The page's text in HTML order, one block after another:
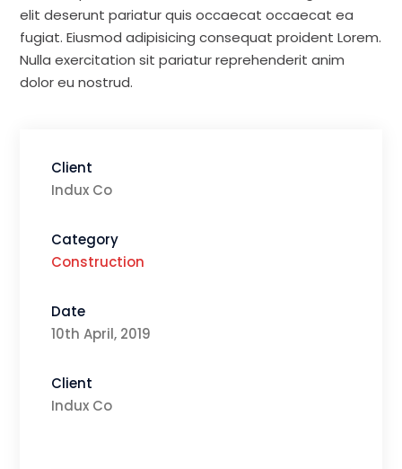
elit deserunt pariatur quis occaecat occaecat ea
fugiat. Eiusmod adipisicing consequat proident Lorem.
Nulla exercitation sit pariatur reprehenderit anim
dolor eu nostrud.
Client
Indux Co
Category
Construction
Date
10th April, 2019
Client
Indux Co